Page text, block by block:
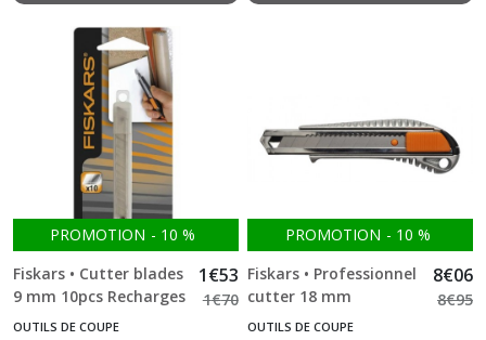
PROMOTION - 10 %
Fiskars • Cutter blades
9 mm 10pcs Recharges
1€53
1€70
OUTILS DE COUPE
PROMOTION - 10 %
Fiskars • Professionnel
cutter 18 mm
8€06
8€95
OUTILS DE COUPE